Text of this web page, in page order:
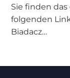
Sie finden
folgenden
Biadacz…